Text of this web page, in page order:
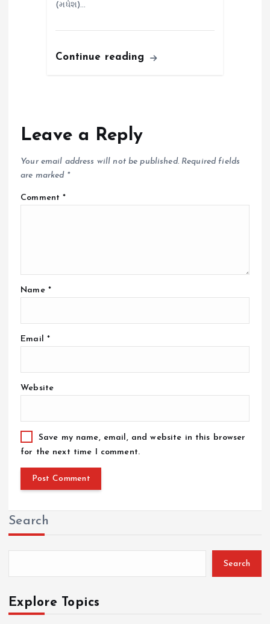
(મધેશ)…
Continue reading
Leave a Reply
Your email address will not be published. Required fields
are marked *
Comment*
Name *
Email *
Website
Save my name, email, and website in this browser
for the next time I comment.
Search
Search
Explore Topics